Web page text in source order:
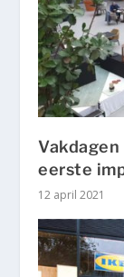
eerste
12 april 2021